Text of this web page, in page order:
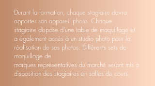
Durant la formation, chaque stagiaire devra
apporter son appareil photo. Chaque
stagiaire dispose d’une table de maquillage et
a également accès à un studio photo pour la
réalisation de ses photos. Différents sets de
maquillage de
marques représentatives du marché seront mis à
disposition des stagiaires en salles de cours.